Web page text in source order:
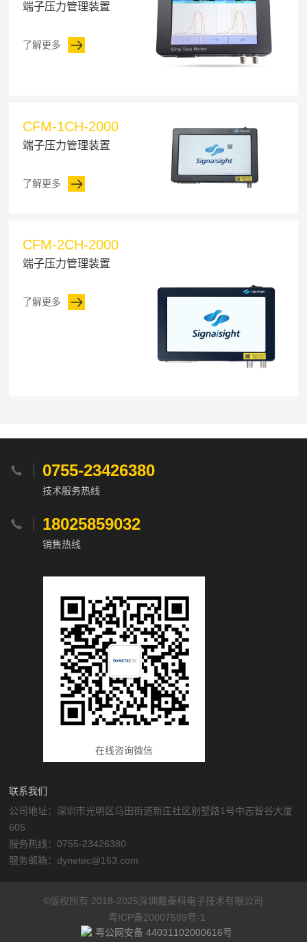
端子压力管理装置
了解更多
CFM-1CH-2000
端子压力管理装置
了解更多
CFM-2CH-2000
端子压力管理装置
了解更多
 0755-23426380
技术服务热线
 18025859032
销售热线
在线咨询微信
联系我们
公司地址：深圳市光明区马田街道新庄社区别墅路1号中志智谷大厦
605
服务热线：0755-23426380
服务邮箱：dynetec@163.com
©版权所有 2018-2025深圳戴泰科电子技术有限公司
粤ICP备20007589号-1
粤公网安备 44031102000616号